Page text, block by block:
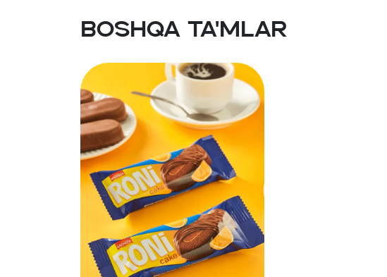
Boshqa ta'mlar